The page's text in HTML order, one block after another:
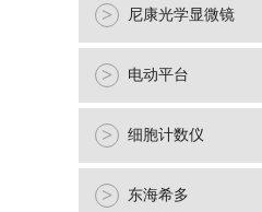
> 尼康光学显微镜
> 电动平台
> 细胞计数仪
> 东海希多